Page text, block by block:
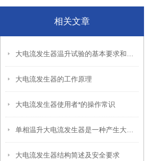
相关文章
大电流发生器的工作原理
大电流发生器使用者*的操作常识
大电流发生器结构简述及安全要求